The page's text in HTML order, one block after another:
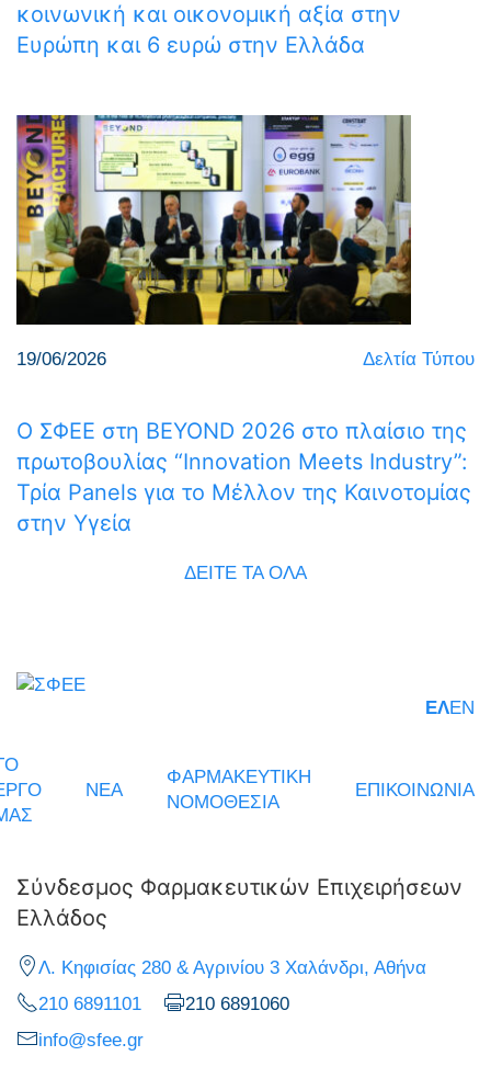
κοινωνική και οικονομική αξία στην
Ευρώπη και 6 ευρώ στην Ελλάδα
19/06/2026 Δελτία Τύπου
Ο ΣΦΕΕ στη BEYOND 2026 στο πλαίσιο της
πρωτοβουλίας “Innovation Meets Industry”:
Τρία Panels για το Μέλλον της Καινοτομίας
στην Υγεία
ΔΕΙΤΕ ΤΑ ΟΛΑ
ΕΛEN
ΝΕΑ
ΦΑΡΜΑΚΕΥΤΙΚΗ
ΝΟΜΟΘΕΣΙΑ
ΕΠΙΚΟΙΝΩΝΙΑ
Σύνδεσμος Φαρμακευτικών Επιχειρήσεων
Ελλάδος
Λ. Κηφισίας 280 & Αγρινίου 3 Χαλάνδρι, Αθήνα
210 6891101
210 6891060
info@sfee.gr